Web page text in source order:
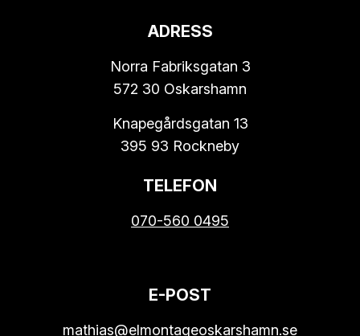
ADRESS
Norra Fabriksgatan 3
572 30 Oskarshamn
Knapegårdsgatan 13
395 93 Rockneby
TELEFON
070-560 0495
E-POST
mathias@elmontageoskarshamn.se